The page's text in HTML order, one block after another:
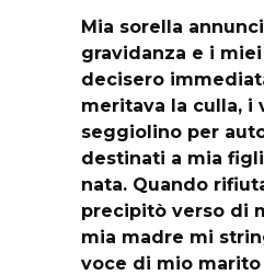
Mia sorella
gravidanza e i
decisero
meritava la culla, i
seggiolino per
destinati a mia
nata. Quando
precipitò verso di
mia madre mi
voce di mio marito